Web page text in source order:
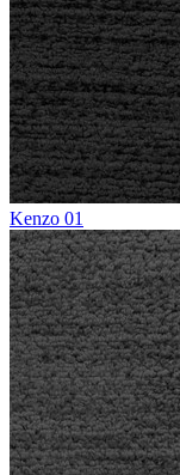
Kenzo 01